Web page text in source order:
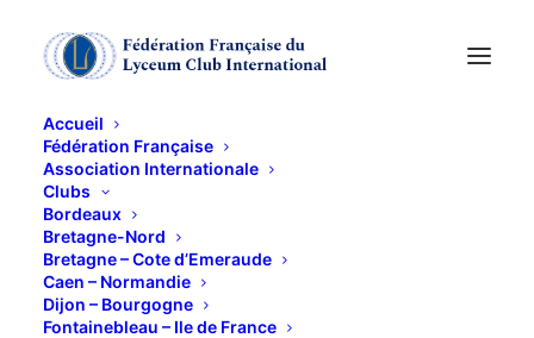
Accueil
Fédération Française
Association Internationale
Clubs
Bordeaux
Bretagne-Nord
Bretagne – Cote d’Emeraude
Caen – Normandie
Dijon – Bourgogne
Fontainebleau – Ile de France
ATELIER VOYAGE
VIRTUEL - BUDAPEST